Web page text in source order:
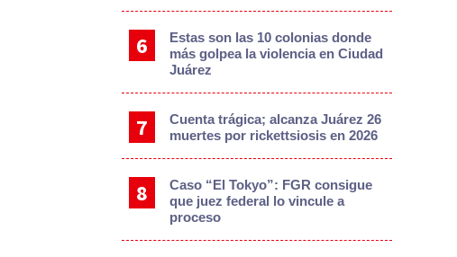
Estas son las 10 colonias donde
más golpea la violencia en Ciudad
Juárez
Cuenta trágica; alcanza Juárez 26
muertes por rickettsiosis en 2026
Caso “El Tokyo”: FGR consigue
que juez federal lo vincule a
proceso